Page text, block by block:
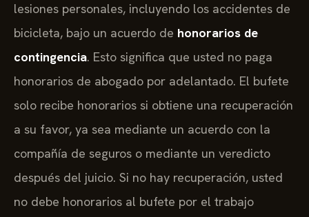
lesiones personales, incluyendo los accidentes de
bicicleta, bajo un acuerdo de honorarios de
contingencia. Esto significa que usted no paga
honorarios de abogado por adelantado. El bufete
solo recibe honorarios si obtiene una recuperación
a su favor, ya sea mediante un acuerdo con la
compañía de seguros o mediante un veredicto
después del juicio. Si no hay recuperación, usted
no debe honorarios al bufete por el trabajo